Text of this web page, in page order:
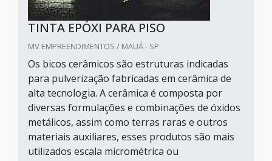
TINTA EPÓXI PARA PISO
MV EMPREENDIMENTOS / MAUÁ - SP
Os bicos cerâmicos são estruturas indicadas
para pulverização fabricadas em cerâmica de
alta tecnologia. A cerâmica é composta por
diversas formulações e combinações de óxidos
metálicos, assim como terras raras e outros
materiais auxiliares, esses produtos são mais
utilizados escala micrométrica ou